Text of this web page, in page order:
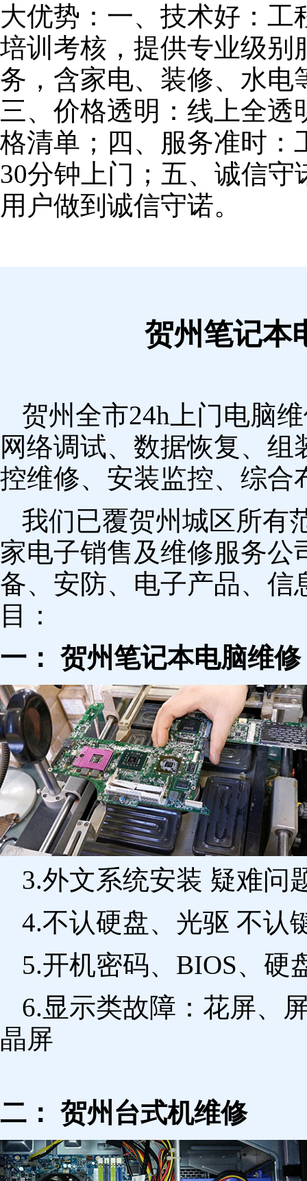
大优势：一、技术好：
培训考核，提供专业级别
务，含家电、装修、水电
三、价格透明：线上全
格清单；四、服务准时：
30分钟上门；五、诚信
用户做到诚信守诺。
贺州笔记本
贺州全市24h上门电脑
网络调试、数据恢复、
控维修、安装监控、综合
我们已覆贺州城区所有
家电子销售及维修服务公
备、安防、电子产品、信
目：
一： 贺州笔记本电脑维修
3.外文系统安装 疑难问
4.不认硬盘、光驱 不认
5.开机密码、BIOS、硬
6.显示类故障：花屏、
晶屏
二： 贺州台式机维修